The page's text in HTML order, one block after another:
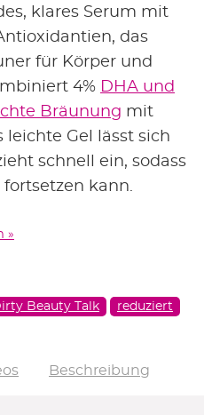
ausgewählten Marken
Deals »
klares Serum mit
das
für Körper und
4%
DHA und
Bräunung mit
leichte Gel lässt sich
schnell ein, sodass
kann.
»
Beauty Talk reduziert
Beschreibung